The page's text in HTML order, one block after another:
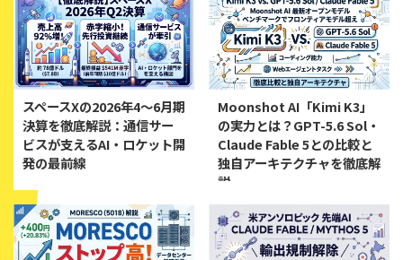
スペースXの2026年4〜6月期
決算を徹底解説：通信サー
ビスが支えるAI・ロケット開
発の最前線
Moonshot AI「Kimi K3」
の実力とは？GPT-5.6 Sol・
Claude Fable 5との比較と
独自アーキテクチャを徹底解
説